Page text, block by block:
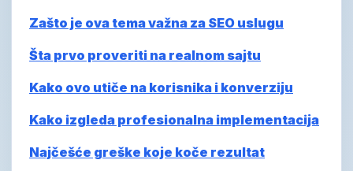
Zašto je ova tema važna za SEO uslugu
Šta prvo proveriti na realnom sajtu
Kako ovo utiče na korisnika i konverziju
Kako izgleda profesionalna implementacija
Najčešće greške koje koče rezultat